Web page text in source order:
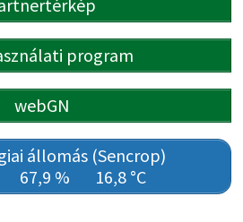
program
webGN
állomás (Sencrop)
67,9 % 16,8 °C